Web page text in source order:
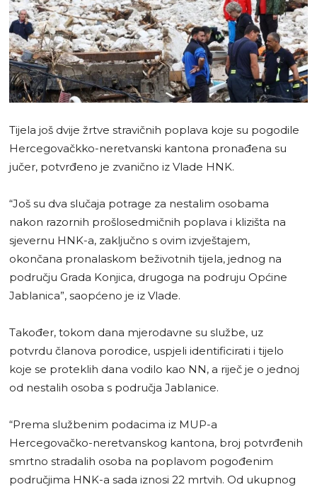
Tijela još dvije žrtve stravičnih poplava koje su pogodile
Hercegovačkko-neretvanski kantona pronađena su
jučer, potvrđeno je zvanično iz Vlade HNK.
“Još su dva slučaja potrage za nestalim osobama
nakon razornih prošlosedmičnih poplava i klizišta na
sjevernu HNK-a, zaključno s ovim izvještajem,
okončana pronalaskom beživotnih tijela, jednog na
području Grada Konjica, drugoga na podruju Općine
Jablanica”, saopćeno je iz Vlade.
Također, tokom dana mjerodavne su službe, uz
potvrdu članova porodice, uspjeli identificirati i tijelo
koje se proteklih dana vodilo kao NN, a riječ je o jednoj
od nestalih osoba s područja Jablanice.
“Prema službenim podacima iz MUP-a
Hercegovačko-neretvanskog kantona, broj potvrđenih
smrtno stradalih osoba na poplavom pogođenim
područjima HNK-a sada iznosi 22 mrtvih. Od ukupnog